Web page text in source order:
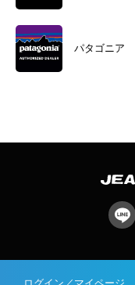
パタゴニア